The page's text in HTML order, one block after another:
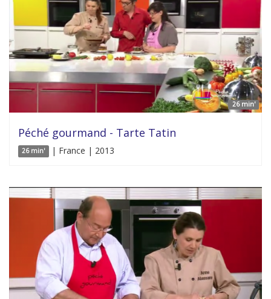
26 min'
Péché gourmand - Tarte Tatin
26 min' | France | 2013